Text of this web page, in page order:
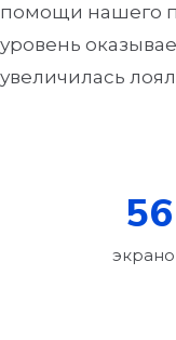
помощи нашего
уровень
увеличилась
56